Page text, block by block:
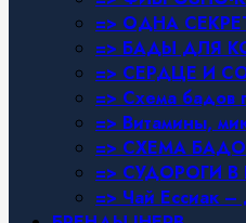
=> ОДНА
=> БАДЫ ДЛЯ
=> СЕРДЦЕ И
=> Схема бадов
=> Витамины,
=> СХЕМА
=> СУДОРОГИ
=> Чай Ессиак